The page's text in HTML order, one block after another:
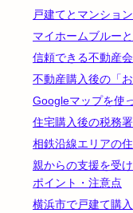
戸建てとマンショ
マイホームブルー
信頼できる不動産
不動産購入後の「
Googleマップを使
住宅購入後の税務
相鉄沿線エリアの
親からの支援を受
ポイント・注意点
横浜市で戸建て購